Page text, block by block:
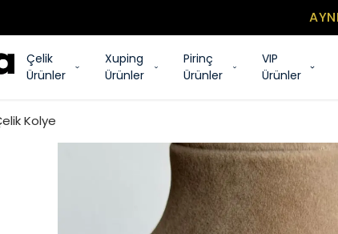
AYNI GÜN KARGODA
Çelik
Ürünler
Xuping
Ürünler
Pirinç
Ürünler
VIP
Ürünler
Kolye